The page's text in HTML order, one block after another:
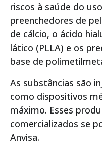
riscos à saúde do
preenchedores de
de cálcio, o ácido
lático (PLLA) e os
base de
As substâncias são
como dispositivos
máximo. Esses
comercializados se
Anvisa.